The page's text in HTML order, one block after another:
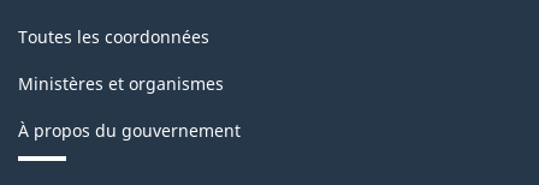
-
Structure
Toutes les coordonnées
Ministères et organismes
À propos du gouvernement